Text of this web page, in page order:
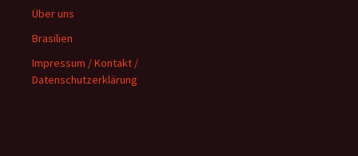
Über uns
Brasilien
Impressum / Kontakt /
Datenschutzerklärung